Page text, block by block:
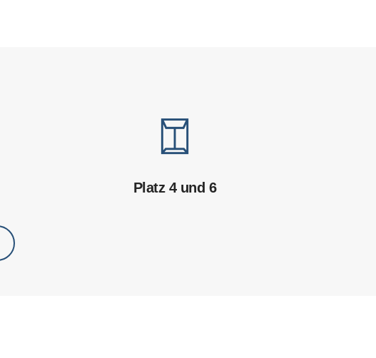
Platz 4 und 6